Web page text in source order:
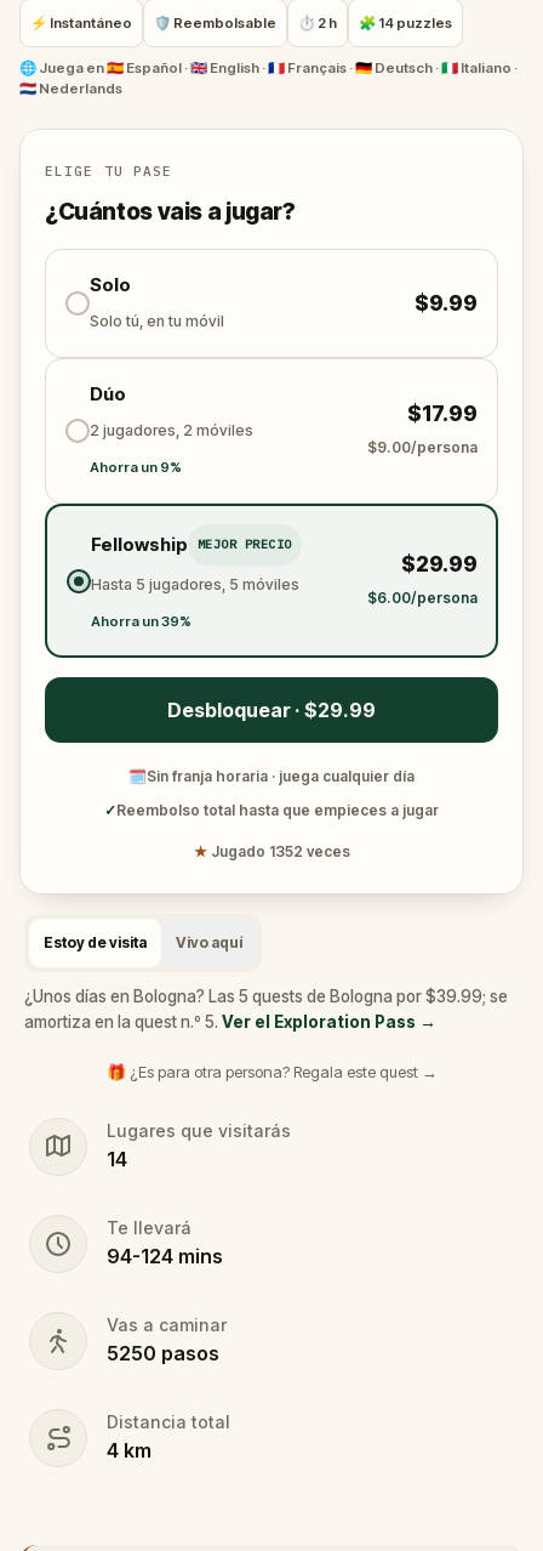
perspectiva única. Recorrerás Bolonia a través de su
emblemático centro, descubrirás sus secretos y
averiguarás qué se esconde debajo.
¿Listo para experimentar los misterios y las historias
jamás contadas de Bolonia? Por aquí...
⚡ Instantáneo 🛡 Reembolsable ⏱ 2 h 🧩 14 puzzles
🌐 Juega en🇪🇸 Español · 🇬🇧 English · 🇫🇷 Français · 🇩🇪 Deutsch · 🇮🇹 Italiano ·
🇳🇱 Nederlands
ELIGE TU PASE
¿Cuántos vais a jugar?
Solo
Solo tú, en tu móvil
$9.99
Dúo
2 jugadores, 2 móviles
Ahorra un 9%
$17.99
$9.00/persona
Fellowship MEJOR PRECIO
Hasta 5 jugadores, 5 móviles
Ahorra un 39%
$29.99
$6.00/persona
Desbloquear · $29.99
🗓Sin franja horaria · juega cualquier día
✓Reembolso total hasta que empieces a jugar
★ Jugado 1352 veces
Estoy de visita Vivo aquí
¿Unos días en Bologna? Las 5 quests de Bologna por $39.99; se
amortiza en la quest n.º 5. Ver el Exploration Pass →
🎁 ¿Es para otra persona? Regala este quest →
Lugares que visitarás
14
Te llevará
94-124 mins
Vas a caminar
5250 pasos
Distancia total
4 km